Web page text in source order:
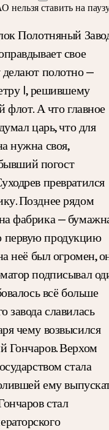
нельзя ставить на
Полотняный
свое
делают полотно —
I, решившему
флот. А что главное
царь, что для
нужна своя,
погост
превратился
Позднее рядом
фабрика —
первую продукцию
неё был огромен,
подписывал
всё больше
завода славилась
чему возвысился
Гончаров. Верхом
стала
ему
стал